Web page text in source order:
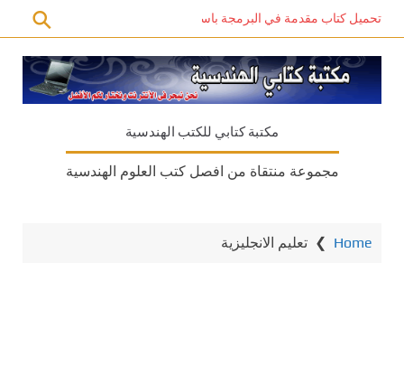
تحميل كتاب مقدمة في البرمجة باستخدام C# PDF – دليل المبتدئين للتعلم الذاتي
مكتبة كتابي للكتب الهندسية
مجموعة منتقاة من افصل كتب العلوم الهندسية
Home
❯ تعليم الانجليزية